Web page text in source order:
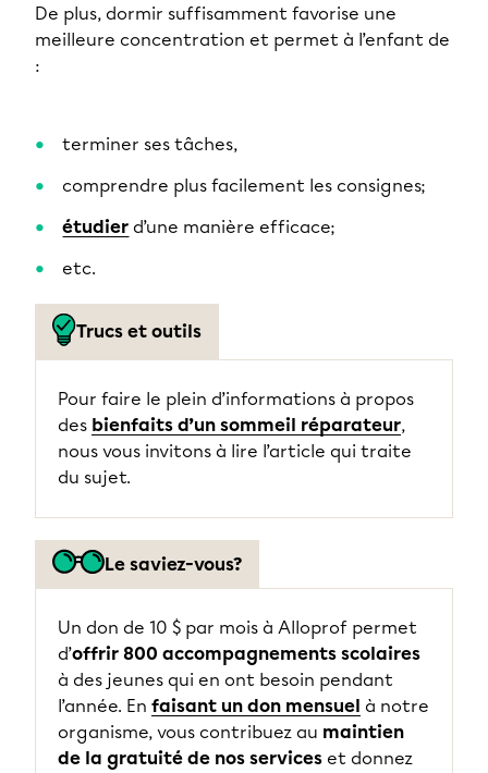
De plus, dormir suffisamment favorise une
meilleure concentration et permet à l’enfant de
:
terminer ses tâches,
comprendre plus facilement les consignes;
étudier d’une manière efficace;
etc.
Trucs et outils
Pour faire le plein d’informations à propos
des bienfaits d’un sommeil réparateur,
nous vous invitons à lire l’article qui traite
du sujet.
Le saviez-vous?
Un don de 10 $ par mois à Alloprof permet
d’offrir 800 accompagnements scolaires
à des jeunes qui en ont besoin pendant
l’année. En faisant un don mensuel à notre
organisme, vous contribuez au maintien
de la gratuité de nos services et donnez